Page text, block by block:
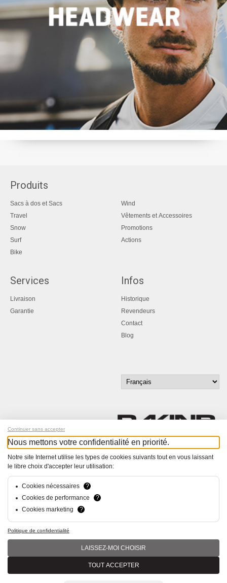
Produits
Sacs à dos et Sacs
Travel
Snow
Surf
Bike
Wind
Vêtements et Accessoires
Promotions
Actions
Services
Livraison
Garantie
Infos
Historique
Revendeurs
Contact
Blog
© Bucher+Walt 2011-2026
Tous droits réservés - Informations non contractuelles
hsolutions.ch
Continuer sans accepter
Nous mettons votre confidentialité en priorité.
Notre site Internet utilise les types de cookies suivants tout en vous laissant
le libre choix d'accepter leur utilisation:
Cookies nécessaires
?
Cookies de performance
?
Cookies marketing
?
Politique de confidentialité
LAISSEZ-MOI CHOISIR
TOUT ACCEPTER